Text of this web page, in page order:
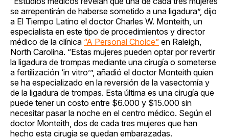
se arrepentirán de haberse sometido a una ligadura”, dijo
a El Tiempo Latino el doctor Charles W. Monteith, un
especialista en este tipo de procedimientos y director
médico de la clínica “A Personal Choice” en Raleigh,
North Carolina. “Estas mujeres pueden optar por revertir
la ligadura de trompas mediante una cirugía o someterse
a fertilización ‘in vitro’”, añadió el doctor Monteith quien
se ha especializado en la reversión de la vasectomía y
de la ligadura de trompas. Esta última es una cirugía que
puede tener un costo entre $6.000 y $15.000 sin
necesitar pasar la noche en el centro médico. Según el
doctor Monteith, dos de cada tres mujeres que han
hecho esta cirugía se quedan embarazadas.